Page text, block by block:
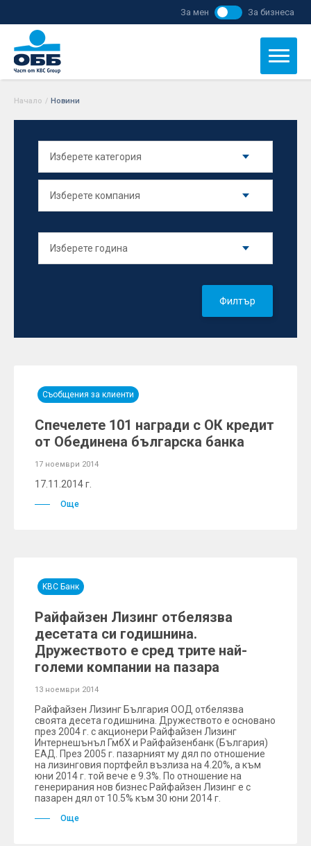
За мен За бизнеса
Начало / Новини
Филтър
Съобщения за клиенти
Спечелете 101 награди с ОК кредит
от Обединена българска банка
17 ноември 2014
17.11.2014 г.
Още
KBC Банк
Райфайзен Лизинг отбелязва
десетата си годишнина.
Дружеството е сред трите най-
големи компании на пазара
13 ноември 2014
Райфайзен Лизинг България ООД отбелязва
своята десета годишнина. Дружеството е основано
през 2004 г. с акционери Райфайзен Лизинг
Интернешънъл ГмбХ и Райфайзенбанк (България)
ЕАД. През 2005 г. пазарният му дял по отношение
на лизинговия портфейл възлиза на 4.20%, а към
юни 2014 г. той вече е 9.3%. По отношение на
генерирания нов бизнес Райфайзен Лизинг е с
пазарен дял от 10.5% към 30 юни 2014 г.
Още